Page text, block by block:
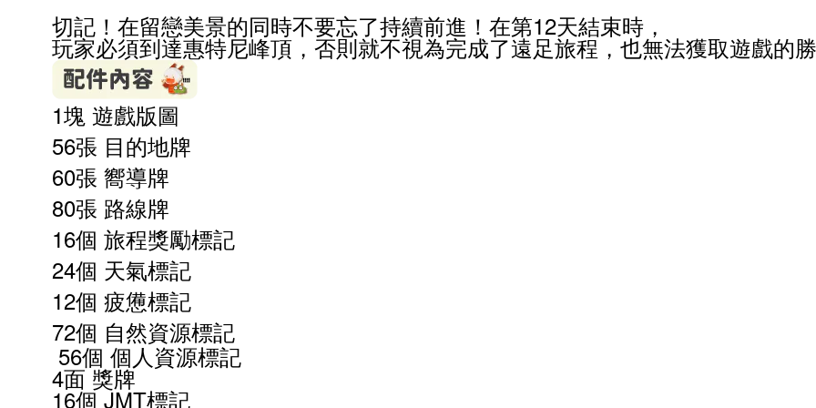
切記！在留戀美景的同時不要忘了持續前進！在第12天結束時，
玩家必須到達惠特尼峰頂，否則就不視為完成了遠足旅程，也無法獲取遊戲的
1塊 遊戲版圖
56張 目的地牌
60張 嚮導牌
80張 路線牌
16個 旅程獎勵標記
24個 天氣標記
12個 疲憊標記
72個 自然資源標記
56個 個人資源標記
4面獎牌
16個JMT標記